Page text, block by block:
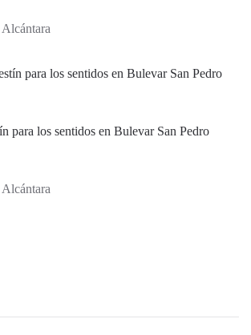
para los sentidos en Bulevar San Pedro